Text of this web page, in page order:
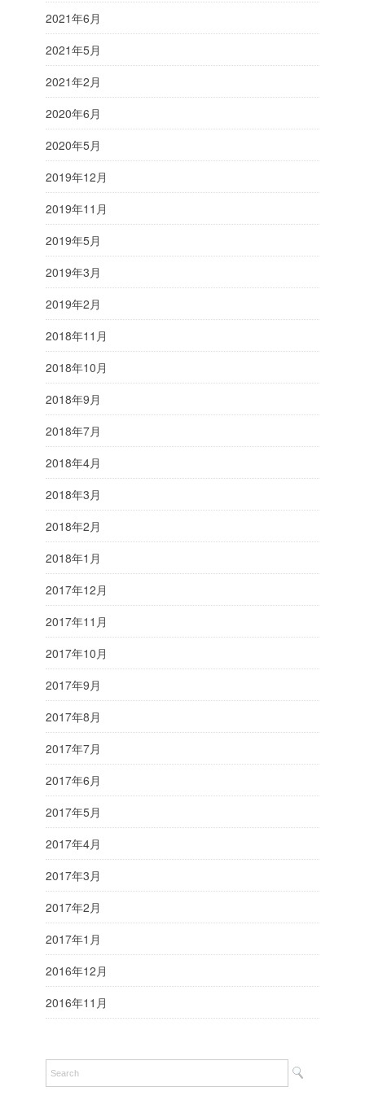
2021年6月
2021年5月
2021年2月
2020年6月
2020年5月
2019年12月
2019年11月
2019年5月
2019年3月
2019年2月
2018年11月
2018年10月
2018年9月
2018年7月
2018年4月
2018年3月
2018年2月
2018年1月
2017年12月
2017年11月
2017年10月
2017年9月
2017年8月
2017年7月
2017年6月
2017年5月
2017年4月
2017年3月
2017年2月
2017年1月
2016年12月
2016年11月